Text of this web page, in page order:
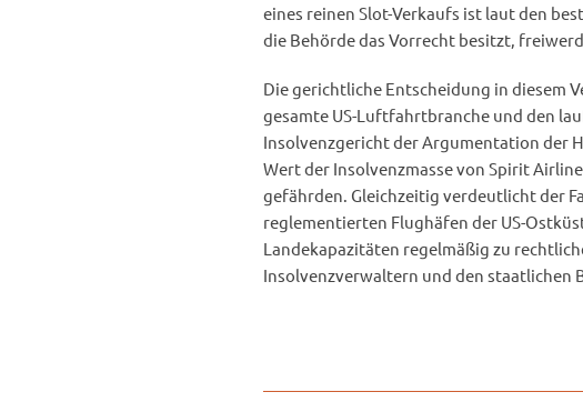
eines reinen Slot-Verkaufs ist laut den
die Behörde das Vorrecht besitzt,
Die gerichtliche Entscheidung in diesem
gesamte US-Luftfahrtbranche und den
Insolvenzgericht der Argumentation der
Wert der Insolvenzmasse von Spirit
gefährden. Gleichzeitig verdeutlicht der
reglementierten Flughäfen der US-
Landekapazitäten regelmäßig zu
Insolvenzverwaltern und den staatlichen